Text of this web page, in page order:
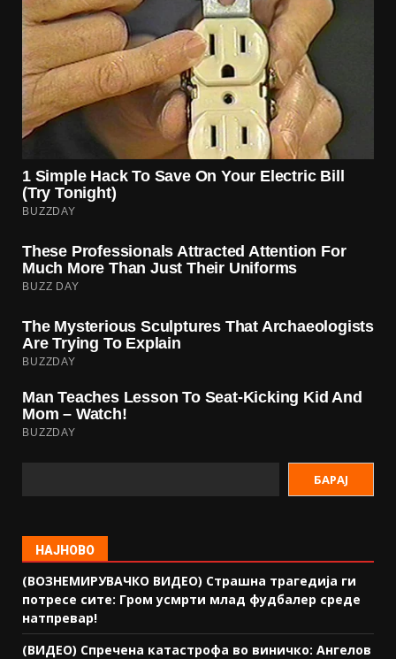
БАРАЈ
НАЈНОВО
(ВОЗНЕМИРУВАЧКО ВИДЕО) Страшна трагедија ги
потресе сите: Гром усмрти млад фудбалер среде
натпревар!
(ВИДЕО) Спречена катастрофа во виничко: Ангелов